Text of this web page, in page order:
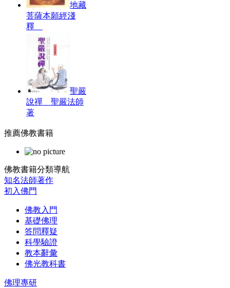
地藏
菩薩本願經淺
釋
聖嚴
說禪 聖嚴法師
著
推薦佛教書籍
佛教書籍分類導航
知名法師著作
初入佛門
佛教入門
基礎佛理
答問釋疑
科學驗證
教本辭彙
佛光教科書
佛理專研